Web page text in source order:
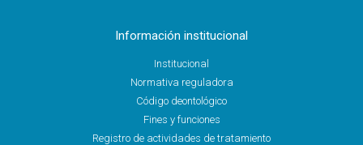
Información institucional
Institucional
Normativa reguladora
Código deontológico
Fines y funciones
Registro de actividades de tratamiento